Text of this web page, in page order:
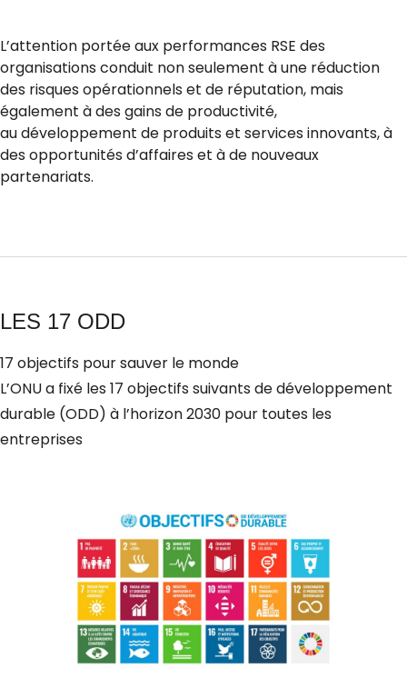
L’attention portée aux performances RSE des
organisations conduit non seulement à une réduction
des risques opérationnels et de réputation, mais
également à des gains de productivité,
au développement de produits et services innovants, à
des opportunités d’affaires et à de nouveaux
partenariats.
LES 17 ODD
17 objectifs pour sauver le monde
L’ONU a fixé les 17 objectifs suivants de développement
durable (ODD) à l’horizon 2030 pour toutes les
entreprises